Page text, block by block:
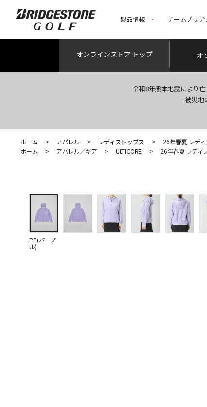
製品情報 チームブリヂ
オンラインストア トップ オ
令和8年熊本地震により
被災地
ホーム > アパレル > レディストップス >
26年春夏 レデ
ホーム
> アパレル／ギア > ULTICORE > 26年春夏 レディ
PP(パープ
ル)